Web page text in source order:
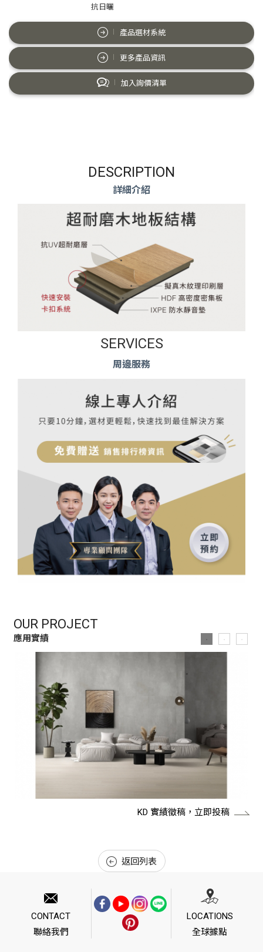
抗日曬
產品選材系統
更多產品資訊
加入詢價清單
DESCRIPTION
詳細介紹
SERVICES
周邊服務
OUR PROJECT
應用實績
KD 實績徵稿，立即投稿
返回列表
CONTACT
聯絡我們
LOCATIONS
全球據點